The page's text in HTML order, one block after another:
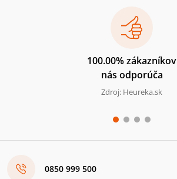
100.00% zákazníkov
nás odporúča
Zdroj: Heureka.sk
0850 999 500